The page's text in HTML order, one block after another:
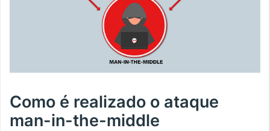
Como é realizado o ataque
man-in-the-middle